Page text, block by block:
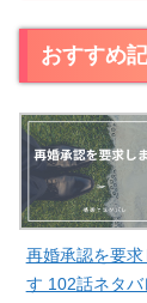
おすすめ
再婚承認を要求
す 102話ネタバ